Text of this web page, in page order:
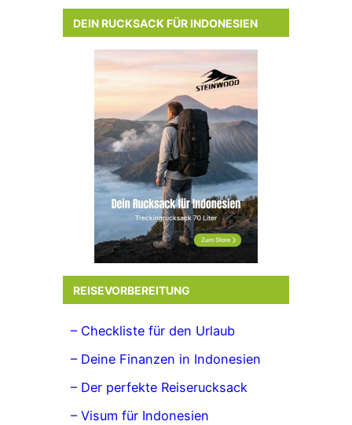
DEIN RUCKSACK FÜR INDONESIEN
REISEVORBEREITUNG
– Checkliste für den Urlaub
– Deine Finanzen in Indonesien
– Der perfekte Reiserucksack
– Visum für Indonesien